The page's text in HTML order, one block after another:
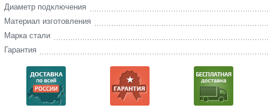
Диаметр подключения
Материал изготовления
Марка стали
Гарантия